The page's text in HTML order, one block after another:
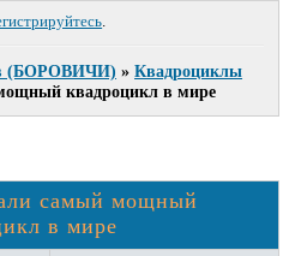
.
(БОРОВИЧИ) »Квадроциклы
квадроцикл в мире
самый мощный
в мире